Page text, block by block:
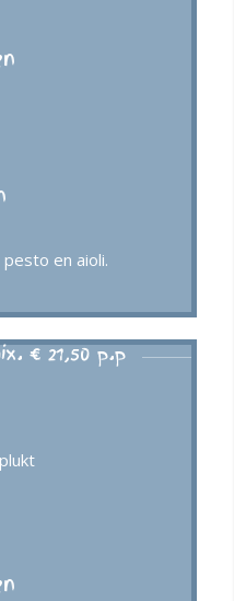
en aioli.
€ 21,50 p.p